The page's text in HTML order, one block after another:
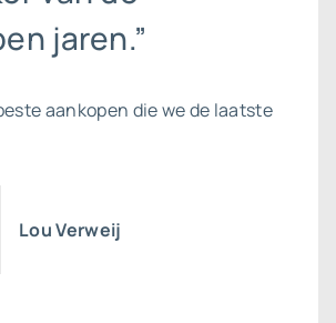
jaren.”
aankopen die we de laatste
Lou Verweij